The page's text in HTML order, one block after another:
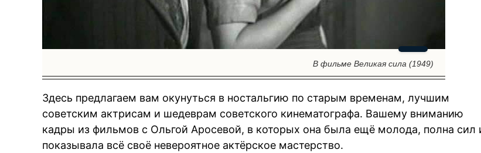
В фильме Великая сила (1949)
Здесь предлагаем вам окунуться в ностальгию по старым временам, лучшим
советским актрисам и шедеврам советского кинематографа. Вашему вниманию
кадры из фильмов с Ольгой Аросевой, в которых она была ещё молода, полна сил
показывала всё своё невероятное актёрское мастерство.